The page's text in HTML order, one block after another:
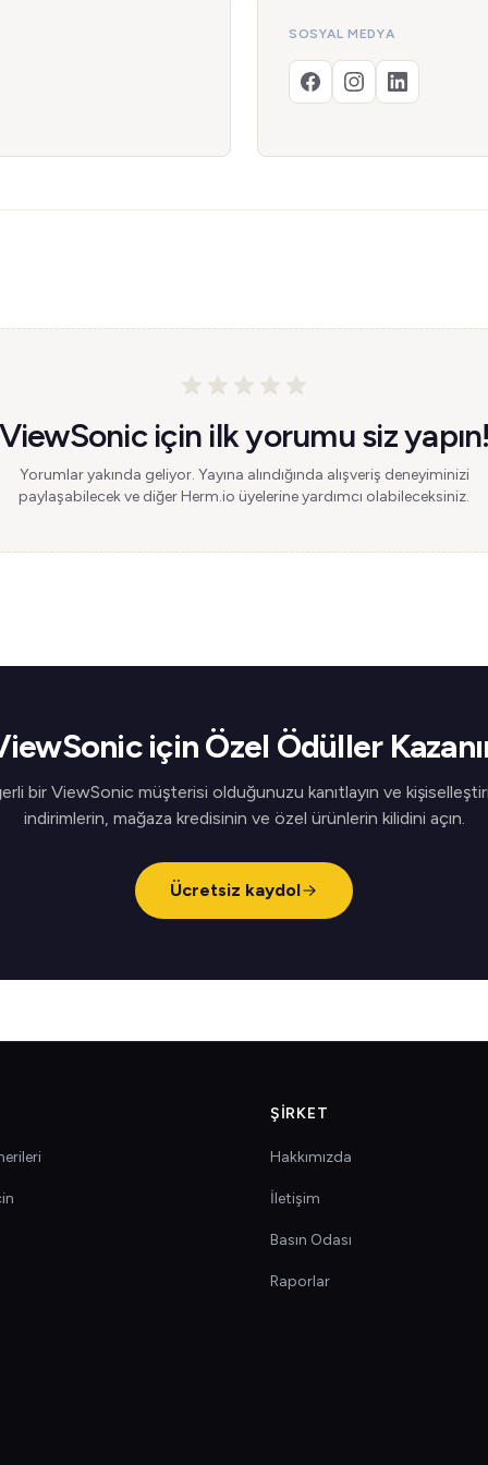
SOSYAL MEDYA
için ilk yorumu siz yapın!
Yorumlar yakında geliyor. Yayına alındığında alışveriş deneyiminizi
paylaşabilecek ve diğer Herm.io üyelerine yardımcı olabileceksiniz.
için Özel Ödüller
bir ViewSonic müşterisi olduğunuzu kanıtlayın ve
indirimlerin, mağaza kredisinin ve özel ürünlerin kilidini açın.
Ücretsiz kaydol
ŞIRKET
Hakkımızda
İletişim
Basın Odası
Raporlar